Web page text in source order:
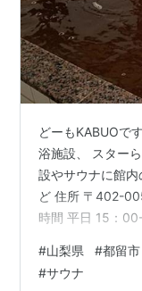
どーもKABUOで
浴施設、 スター
設やサウナに館
ど 住所 〒402-
時間 平日 15：
上野原市から大月
市とも入浴施設が
#山梨県 #都留市
#サウナ